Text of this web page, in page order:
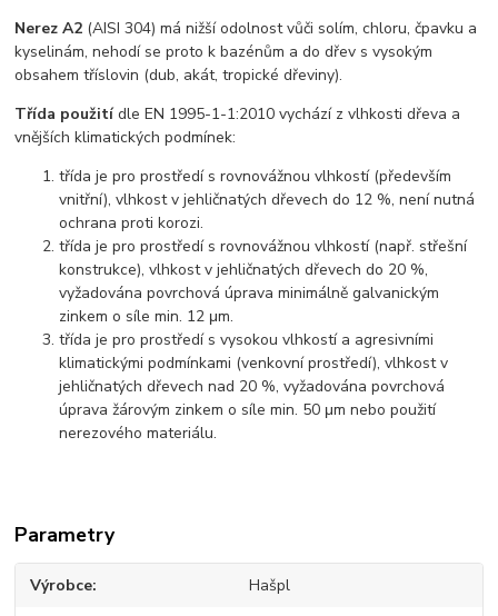
Nerez A2 (AISI 304) má nižší odolnost vůči solím, chloru, čpavku a
kyselinám, nehodí se proto k bazénům a do dřev s vysokým
obsahem tříslovin (dub, akát, tropické dřeviny).
Třída použitídle EN 1995-1-1:2010 vychází z vlhkosti dřeva a
vnějších klimatických podmínek:
třída je pro prostředí s rovnovážnou vlhkostí (především
vnitřní), vlhkost v jehličnatých dřevech do 12 %, není nutná
ochrana proti korozi.
třída je pro prostředí s rovnovážnou vlhkostí (např. střešní
konstrukce), vlhkost v jehličnatých dřevech do 20 %,
vyžadována povrchová úprava minimálně galvanickým
zinkem o síle min. 12 μm.
třída je pro prostředí s vysokou vlhkostí a agresivními
klimatickými podmínkami (venkovní prostředí), vlhkost v
jehličnatých dřevech nad 20 %, vyžadována povrchová
úprava žárovým zinkem o síle min. 50 μm nebo použití
nerezového materiálu.
Parametry
Výrobce Hašpl